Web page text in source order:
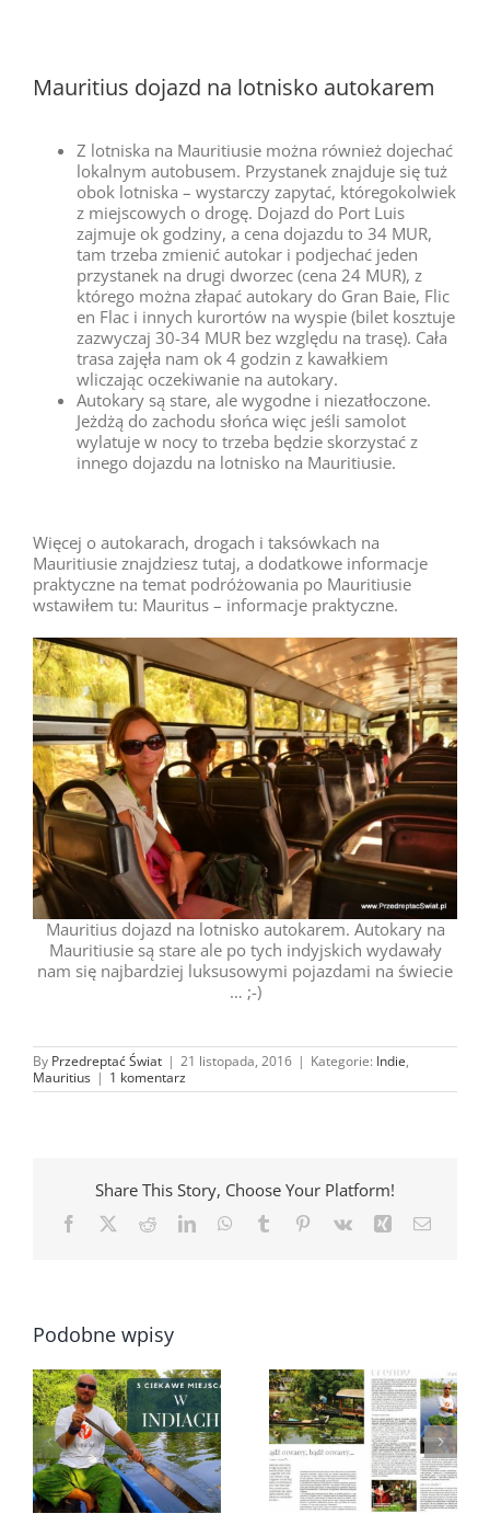
Mauritius dojazd na lotnisko autokarem
Z lotniska na Mauritiusie można również dojechać
lokalnym autobusem. Przystanek znajduje się tuż
obok lotniska – wystarczy zapytać, któregokolwiek
z miejscowych o drogę. Dojazd do Port Luis
zajmuje ok godziny, a cena dojazdu to 34 MUR,
tam trzeba zmienić autokar i podjechać jeden
przystanek na drugi dworzec (cena 24 MUR), z
którego można złapać autokary do Gran Baie, Flic
en Flac i innych kurortów na wyspie (bilet kosztuje
zazwyczaj 30-34 MUR bez względu na trasę). Cała
trasa zajęła nam ok 4 godzin z kawałkiem
wliczając oczekiwanie na autokary.
Autokary są stare, ale wygodne i niezatłoczone.
Jeżdżą do zachodu słońca więc jeśli samolot
wylatuje w nocy to trzeba będzie skorzystać z
innego dojazdu na lotnisko na Mauritiusie.
Więcej o autokarach, drogach i taksówkach na
Mauritiusie znajdziesz tutaj, a dodatkowe informacje
praktyczne na temat podróżowania po Mauritiusie
wstawiłem tu: Mauritus – informacje praktyczne.
Mauritius dojazd na lotnisko autokarem. Autokary na
Mauritiusie są stare ale po tych indyjskich wydawały
nam się najbardziej luksusowymi pojazdami na świecie
… ;-)
By Przedreptać Świat | 21 listopada, 2016 | Kategorie: Indie,
Mauritius | 1 komentarz
Share This Story, Choose Your Platform!
Facebook RedditLinkedInWhatsApp
Tumblr Pinterest
Vk Xing Email
Podobne wpisy
Nadeszła chwila
powrotu do Indii –
Kerala po raz
pierwszy…
9 ciekawych
miejsc, które warto
zobaczyć na
Mauritiusie